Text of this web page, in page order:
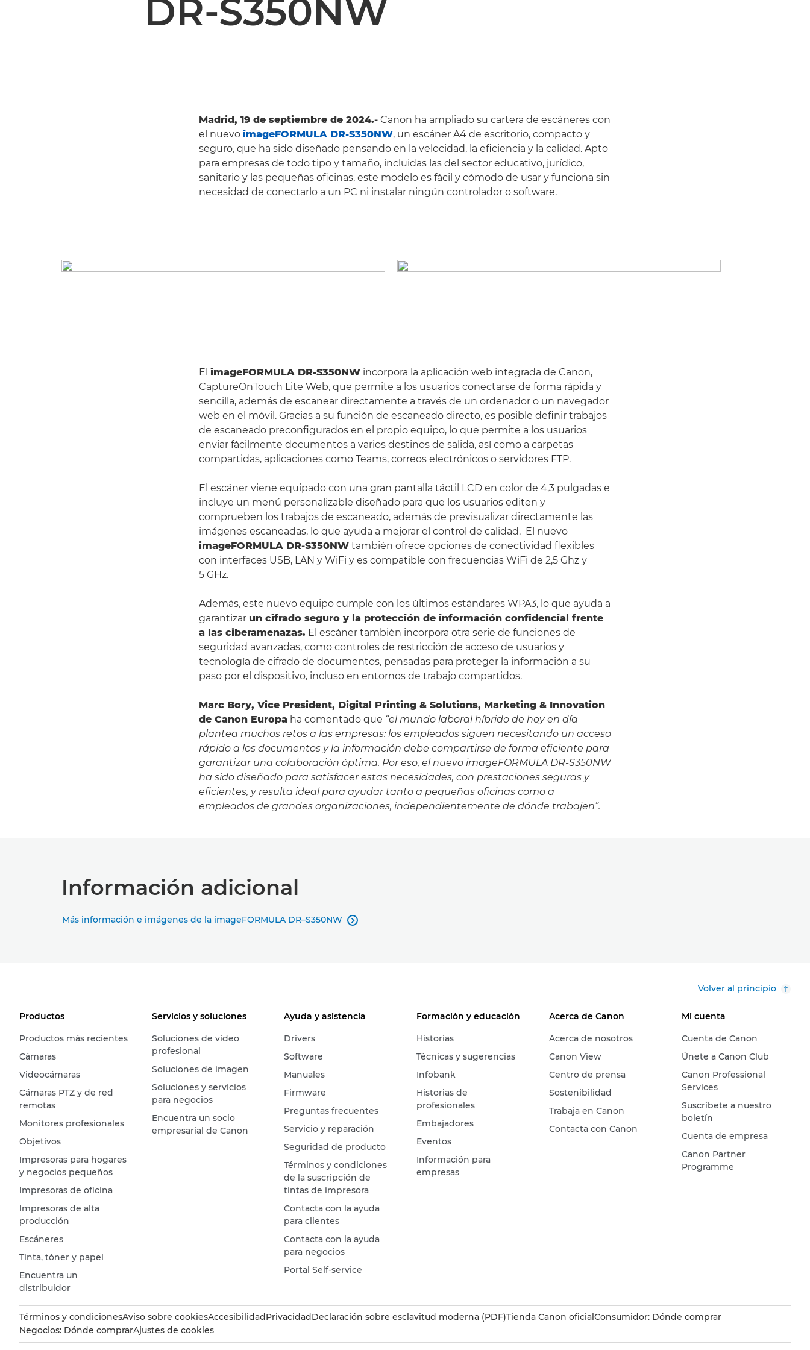
DR-S350NW
Madrid, 19 de septiembre de 2024.- Canon ha ampliado su cartera de escáneres con
el nuevo imageFORMULA DR-S350NW, un escáner A4 de escritorio, compacto y
seguro, que ha sido diseñado pensando en la velocidad, la eficiencia y la calidad. Apto
para empresas de todo tipo y tamaño, incluidas las del sector educativo, jurídico,
sanitario y las pequeñas oficinas, este modelo es fácil y cómodo de usar y funciona sin
necesidad de conectarlo a un PC ni instalar ningún controlador o software.
El imageFORMULA DR-S350NW incorpora la aplicación web integrada de Canon,
CaptureOnTouch Lite Web, que permite a los usuarios conectarse de forma rápida y
sencilla, además de escanear directamente a través de un ordenador o un navegador
web en el móvil. Gracias a su función de escaneado directo, es posible definir trabajos
de escaneado preconfigurados en el propio equipo, lo que permite a los usuarios
enviar fácilmente documentos a varios destinos de salida, así como a carpetas
compartidas, aplicaciones como Teams, correos electrónicos o servidores FTP.
El escáner viene equipado con una gran pantalla táctil LCD en color de 4,3 pulgadas e
incluye un menú personalizable diseñado para que los usuarios editen y
comprueben los trabajos de escaneado, además de previsualizar directamente las
imágenes escaneadas, lo que ayuda a mejorar el control de calidad. El nuevo
imageFORMULA DR-S350NW también ofrece opciones de conectividad flexibles
con interfaces USB, LAN y WiFi y es compatible con frecuencias WiFi de 2,5 Ghz y
5 GHz.
Además, este nuevo equipo cumple con los últimos estándares WPA3, lo que ayuda a
garantizar un cifrado seguro y la protección de información confidencial frente
a las ciberamenazas. El escáner también incorpora otra serie de funciones de
seguridad avanzadas, como controles de restricción de acceso de usuarios y
tecnología de cifrado de documentos, pensadas para proteger la información a su
paso por el dispositivo, incluso en entornos de trabajo compartidos.
Marc Bory, Vice President, Digital Printing & Solutions, Marketing & Innovation
de Canon Europa ha comentado que “el mundo laboral híbrido de hoy en día
plantea muchos retos a las empresas: los empleados siguen necesitando un acceso
rápido a los documentos y la información debe compartirse de forma eficiente para
garantizar una colaboración óptima. Por eso, el nuevo imageFORMULA DR-S350NW
ha sido diseñado para satisfacer estas necesidades, con prestaciones seguras y
eficientes, y resulta ideal para ayudar tanto a pequeñas oficinas como a
empleados de grandes organizaciones, independientemente de dónde trabajen”.
Información adicional
Más información e imágenes de la imageFORMULA DR–S350NW 
Volver al principio
Productos
Productos más recientes
Cámaras
Videocámaras
Cámaras PTZ y de red
remotas
Monitores profesionales
Objetivos
Impresoras para hogares
y negocios pequeños
Impresoras de oficina
Impresoras de alta
producción
Escáneres
Tinta, tóner y papel
Encuentra un
distribuidor
Servicios y soluciones
Soluciones de vídeo
profesional
Soluciones de imagen
Soluciones y servicios
para negocios
Encuentra un socio
empresarial de Canon
Ayuda y asistencia
Drivers
Software
Manuales
Firmware
Preguntas frecuentes
Servicio y reparación
Seguridad de producto
Términos y condiciones
de la suscripción de
tintas de impresora
Contacta con la ayuda
para clientes
Contacta con la ayuda
para negocios
Portal Self-service
Formación y educación
Historias
Técnicas y sugerencias
Infobank
Historias de
profesionales
Embajadores
Eventos
Información para
empresas
Acerca de Canon
Acerca de nosotros
Canon View
Centro de prensa
Sostenibilidad
Trabaja en Canon
Contacta con Canon
Mi cuenta
Cuenta de Canon
Únete a Canon Club
Canon Professional
Services
Suscríbete a nuestro
boletín
Cuenta de empresa
Canon Partner
Programme
Términos y condicionesAviso sobre cookiesAccesibilidadPrivacidadDeclaración sobre esclavitud moderna (PDF)Tienda Canon oficialConsumidor: Dónde comprar
Negocios: Dónde comprarAjustes de cookies